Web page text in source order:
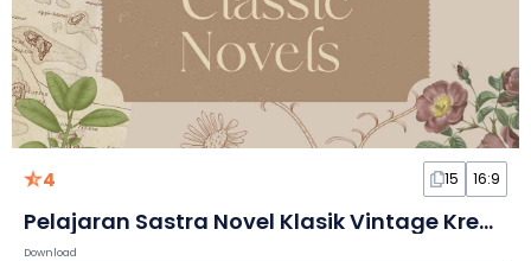
4 15 16:9
Pelajaran Sastra Novel Klasik Vintage Krem dan Cokelat dalam Slide
Download